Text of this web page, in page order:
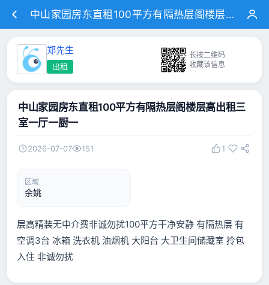
中山家园房东直租100平方有隔热层阁楼层高出租三室一厅一厨一
郑先生
出租
长按二维码
收藏该信息
中山家园房东直租100平方有隔热层阁楼层高出租三
室一厅一厨一
2026-07-07 151 1
区域
余姚
层高精装无中介费非诚勿扰100平方干净安静 有隔热层 有
空调3台 冰箱 洗衣机 油烟机 大阳台 大卫生间储藏室 拎包
入住 非诚勿扰